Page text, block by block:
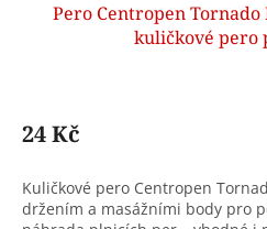
Pero Centropen Tornado
kuličkové pero
24 Kč
Kuličkové pero Centropen
držením a masážními body pro